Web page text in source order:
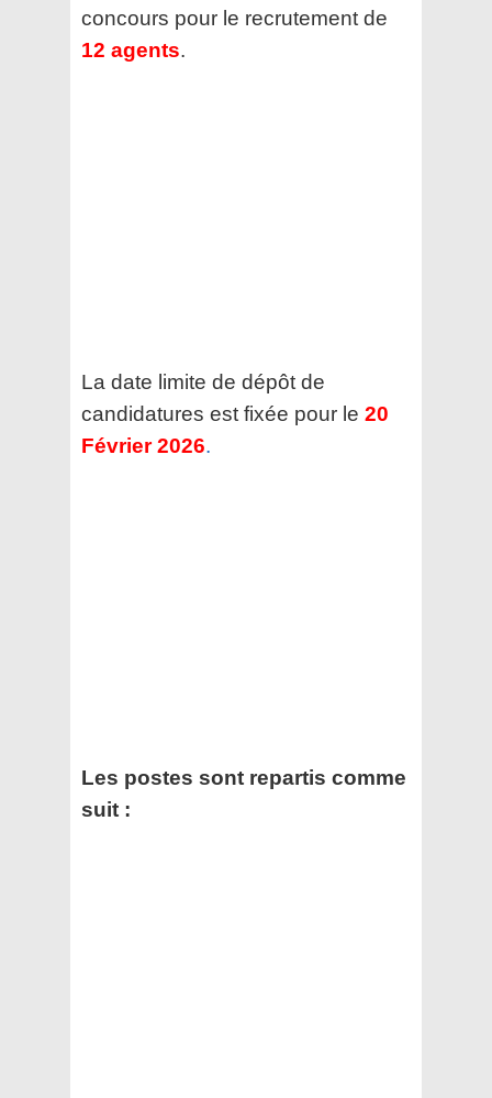
concours pour le recrutement de
12 agents.
La date limite de dépôt de
candidatures est fixée pour le 20
Février 2026.
Les postes sont repartis comme
suit :